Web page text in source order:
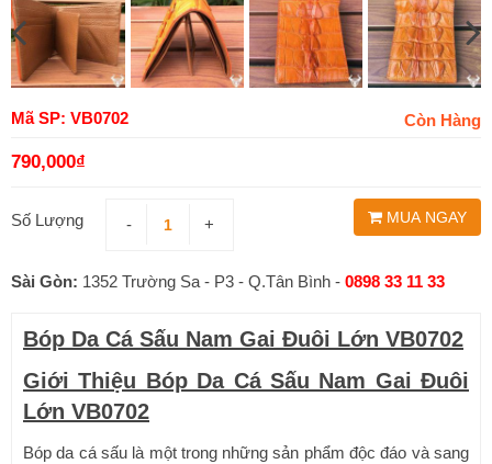
Mã SP: VB0702 Còn Hàng
790,000₫
Số Lượng - + MUA NGAY
Sài Gòn: 1352 Trường Sa - P3 - Q.Tân Bình - 0898 33 11 33
Bóp Da Cá Sấu Nam Gai Đuôi Lớn VB0702
Giới Thiệu Bóp Da Cá Sấu Nam Gai Đuôi
Lớn VB0702
Bóp da cá sấu là một trong những sản phẩm độc đáo và sang